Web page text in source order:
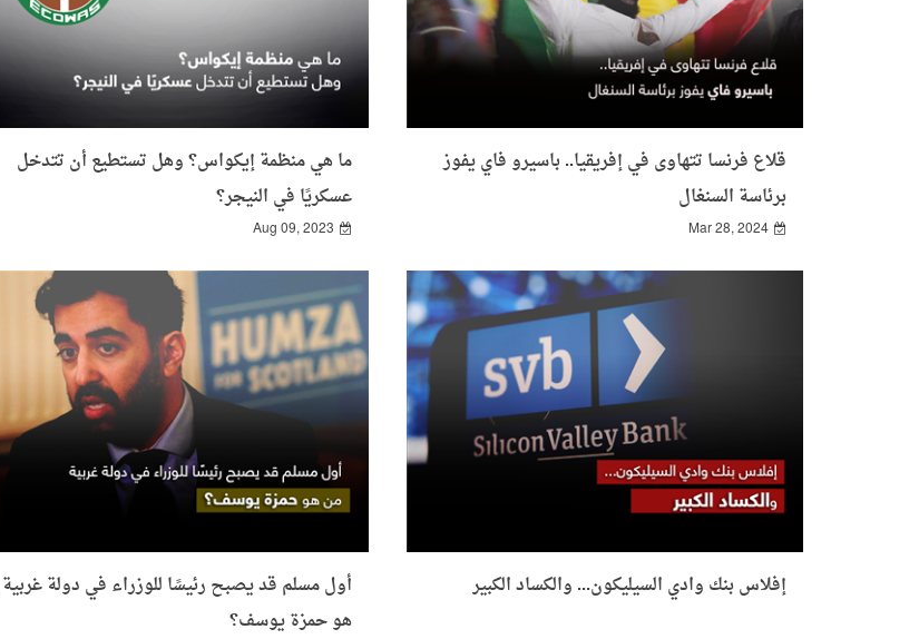
قلاع فرنسا تتهاوى في إفريقيا.. باسيرو فاي يفوز
برئاسة السنغال
Mar 28, 2024
ما هي منظمة إيكواس؟ وهل تستطيع أن تتدخل
عسكريًا في النيجر؟
Aug 09, 2023
إفلاس بنك وادي السيليكون... والكساد الكبير
أول مسلم قد يصبح رئيسًا للوزراء في دولة
هو حمزة يوسف؟